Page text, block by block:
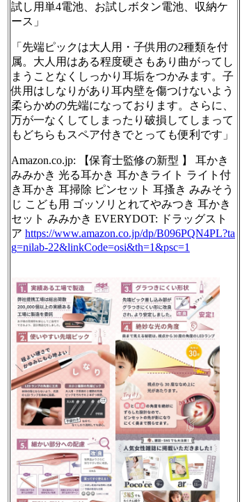
試し用単4電池、お試しボタン電池、収納ケ
ース」
「先端ピックは大人用・子供用の2種類を付
属。大人用はある程度硬さもあり曲がってし
まうことなくしっかり耳垢をつかみます。子
供用はしなりがあり耳内壁を傷つけないよう
柔らかめの先端になっております。さらに、
万が一なくしてしまったり破損してしまって
もどちらもスペア付きでとっても便利です」
Amazon.co.jp: 【保育士監修の新型 】 耳かき
みみかき 光る耳かき 耳かきライト ライト付
き耳かき 耳掃除 ピンセット 耳搔き みみそう
じ こども用 ゴッソリとれてやみつき 耳かき
セット みみかき EVERYDOT: ドラッグスト
ア https://www.amazon.co.jp/dp/B096PQN4PL?ta
g=nilab-22&linkCode=osi&th=1&psc=1